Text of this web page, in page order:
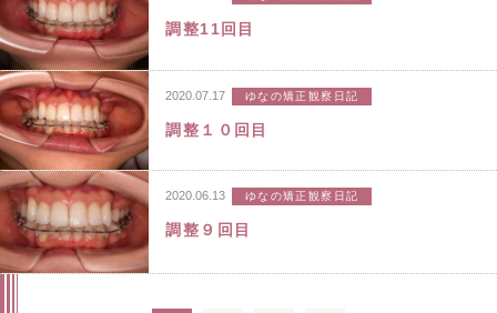
調整11回目
2020.07.17 ゆなの矯正観察日記
調整１０回目
2020.06.13 ゆなの矯正観察日記
調整９回目